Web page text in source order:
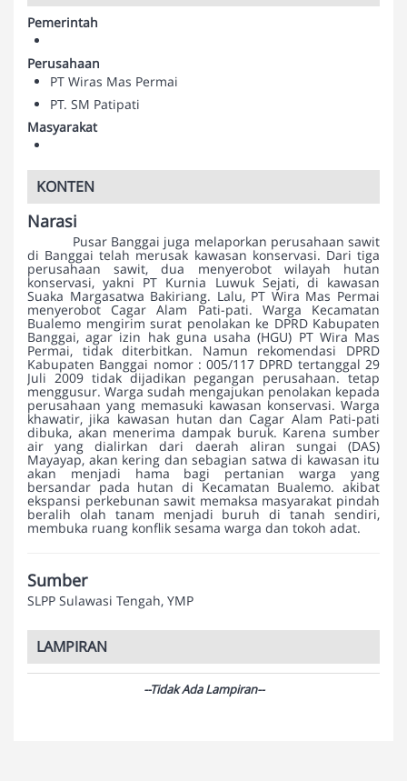
Pemerintah
Perusahaan
PT Wiras Mas Permai
PT. SM Patipati
Masyarakat
KONTEN
Narasi
Pusar Banggai juga melaporkan perusahaan sawit
di Banggai telah merusak kawasan konservasi. Dari tiga
perusahaan sawit, dua menyerobot wilayah hutan
konservasi, yakni PT Kurnia Luwuk Sejati, di kawasan
Suaka Margasatwa Bakiriang. Lalu, PT Wira Mas Permai
menyerobot Cagar Alam Pati-pati. Warga Kecamatan
Bualemo mengirim surat penolakan ke DPRD Kabupaten
Banggai, agar izin hak guna usaha (HGU) PT Wira Mas
Permai, tidak diterbitkan. Namun rekomendasi DPRD
Kabupaten Banggai nomor : 005/117 DPRD tertanggal 29
Juli 2009 tidak dijadikan pegangan perusahaan. tetap
menggusur. Warga sudah mengajukan penolakan kepada
perusahaan yang memasuki kawasan konservasi. Warga
khawatir, jika kawasan hutan dan Cagar Alam Pati-pati
dibuka, akan menerima dampak buruk. Karena sumber
air yang dialirkan dari daerah aliran sungai (DAS)
Mayayap, akan kering dan sebagian satwa di kawasan itu
akan menjadi hama bagi pertanian warga yang
bersandar pada hutan di Kecamatan Bualemo. akibat
ekspansi perkebunan sawit memaksa masyarakat pindah
beralih olah tanam menjadi buruh di tanah sendiri,
membuka ruang konflik sesama warga dan tokoh adat.
Sumber
SLPP Sulawasi Tengah, YMP
LAMPIRAN
--Tidak Ada Lampiran--